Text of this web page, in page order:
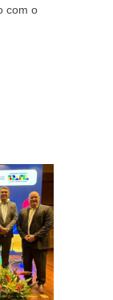
com o